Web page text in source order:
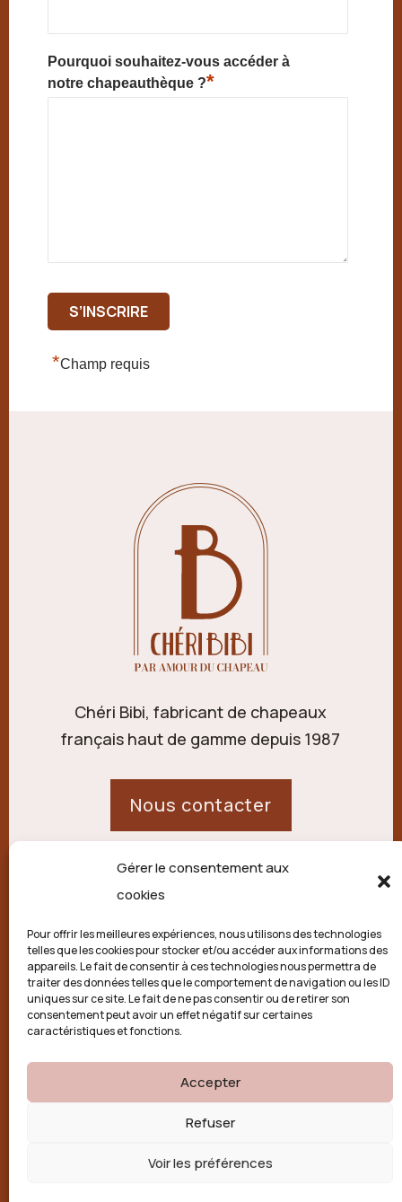
Gérer le consentement aux
cookies
Pour offrir les meilleures expériences, nous utilisons des technologies
telles que les cookies pour stocker et/ou accéder aux informations des
appareils. Le fait de consentir à ces technologies nous permettra de
traiter des données telles que le comportement de navigation ou les ID
uniques sur ce site. Le fait de ne pas consentir ou de retirer son
consentement peut avoir un effet négatif sur certaines
caractéristiques et fonctions.
Accepter
Refuser
Voir les préférences
Pourquoi souhaitez-vous accéder à
notre chapeauthèque ?*
*Champ requis
Chéri Bibi, fabricant de chapeaux
français haut de gamme depuis 1987
Nous contacter
21 route de Palisse,
Politique de confidentialité
Conditions générales